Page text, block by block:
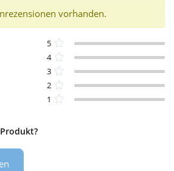
vorhanden.
5
4
3
2
1